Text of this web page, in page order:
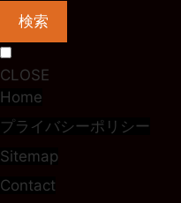
検索
CLOSE
Home
プライバシーポリシー
Sitemap
Contact